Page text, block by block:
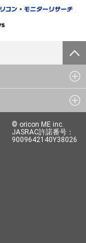
© oricon ME inc.
JASRAC許諾番号：
9009642140Y38026